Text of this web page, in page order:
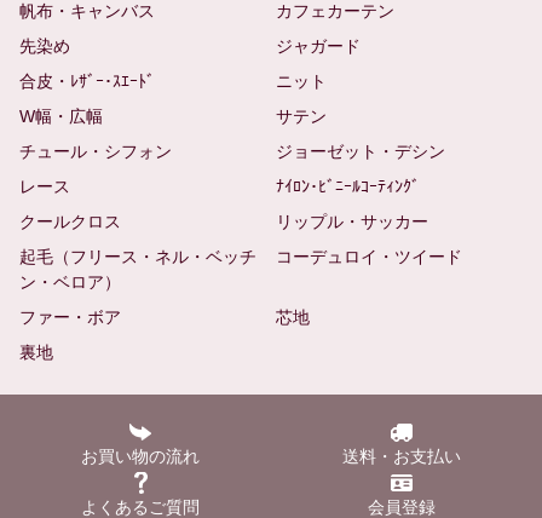
帆布・キャンバス
カフェカーテン
先染め
ジャガード
合皮・ﾚｻﾞｰ･ｽｴｰﾄﾞ
ニット
W幅・広幅
サテン
チュール・シフォン
ジョーゼット・デシン
レース
ﾅｲﾛﾝ･ﾋﾞﾆｰﾙｺｰﾃｨﾝｸﾞ
クールクロス
リップル・サッカー
起毛（フリース・ネル・ベッチ
ン・ベロア）
コーデュロイ・ツイード
ファー・ボア
芯地
裏地
お買い物の流れ 送料・お支払い
よくあるご質問 会員登録